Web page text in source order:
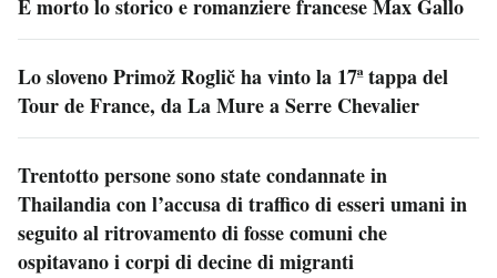
È morto lo storico e romanziere francese Max Gallo
Lo sloveno Primož Roglič ha vinto la 17ª tappa del
Tour de France, da La Mure a Serre Chevalier
Trentotto persone sono state condannate in
Thailandia con l’accusa di traffico di esseri umani in
seguito al ritrovamento di fosse comuni che
ospitavano i corpi di decine di migranti